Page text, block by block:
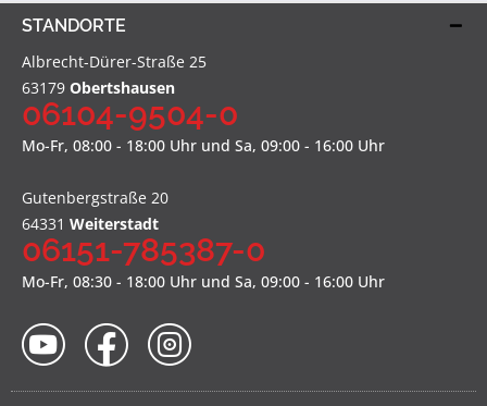
STANDORTE
Albrecht-Dürer-Straße 25
63179 Obertshausen
06104-9504-0
Mo-Fr, 08:00 - 18:00 Uhr und Sa, 09:00 - 16:00 Uhr
Gutenbergstraße 20
64331 Weiterstadt
06151-785387-0
Mo-Fr, 08:30 - 18:00 Uhr und Sa, 09:00 - 16:00 Uhr